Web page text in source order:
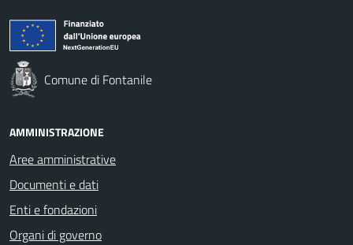
Comune di Fontanile
AMMINISTRAZIONE
Aree amministrative
Documenti e dati
Enti e fondazioni
Organi di governo